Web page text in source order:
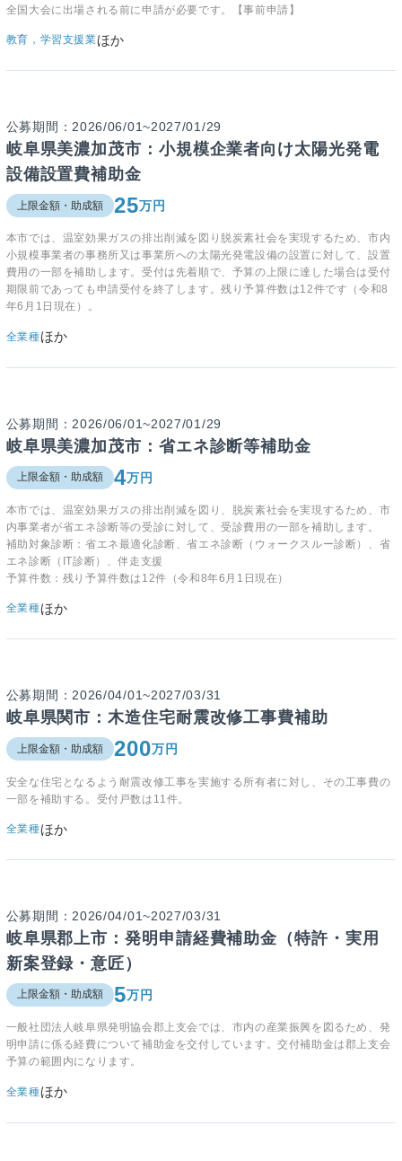
全国大会に出場される前に申請が必要です。【事前申請】
教育，学習支援業ほか
公募期間：2026/06/01~2027/01/29
岐阜県美濃加茂市：小規模企業者向け太陽光発電
設備設置費補助金
上限金額・助成額 25万円
本市では、温室効果ガスの排出削減を図り脱炭素社会を実現するため、市内
小規模事業者の事務所又は事業所への太陽光発電設備の設置に対して、設置
費用の一部を補助します。受付は先着順で、予算の上限に達した場合は受付
期限前であっても申請受付を終了します。残り予算件数は12件です（令和8
年6月1日現在）。
全業種ほか
公募期間：2026/06/01~2027/01/29
岐阜県美濃加茂市：省エネ診断等補助金
上限金額・助成額 4万円
本市では、温室効果ガスの排出削減を図り、脱炭素社会を実現するため、市
内事業者が省エネ診断等の受診に対して、受診費用の一部を補助します。
補助対象診断：省エネ最適化診断、省エネ診断（ウォークスルー診断）、省
エネ診断（IT診断）、伴走支援
予算件数：残り予算件数は12件（令和8年6月1日現在）
全業種ほか
公募期間：2026/04/01~2027/03/31
岐阜県関市：木造住宅耐震改修工事費補助
上限金額・助成額 200万円
安全な住宅となるよう耐震改修工事を実施する所有者に対し、その工事費の
一部を補助する。受付戸数は11件。
全業種ほか
公募期間：2026/04/01~2027/03/31
岐阜県郡上市：発明申請経費補助金（特許・実用
新案登録・意匠）
上限金額・助成額 5万円
一般社団法人岐阜県発明協会郡上支会では、市内の産業振興を図るため、発
明申請に係る経費について補助金を交付しています。交付補助金は郡上支会
予算の範囲内になります。
全業種ほか